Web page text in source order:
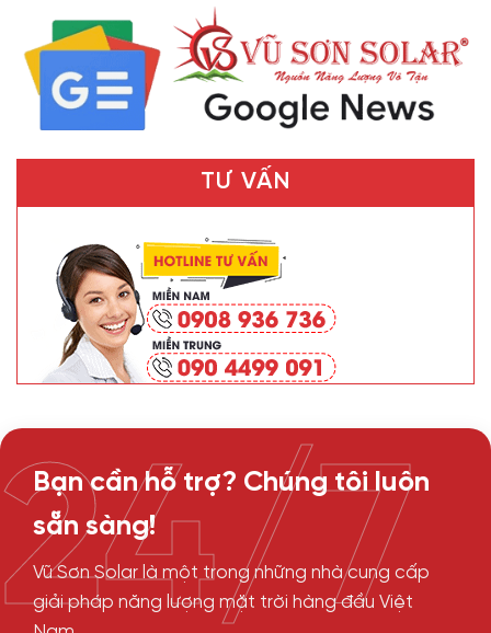
TƯ VẤN
Bạn cần hỗ trợ? Chúng tôi luôn
sẵn sàng!
Vũ Sơn Solar là một trong những nhà cung cấp
giải pháp năng lượng mặt trời hàng đầu Việt
24/7